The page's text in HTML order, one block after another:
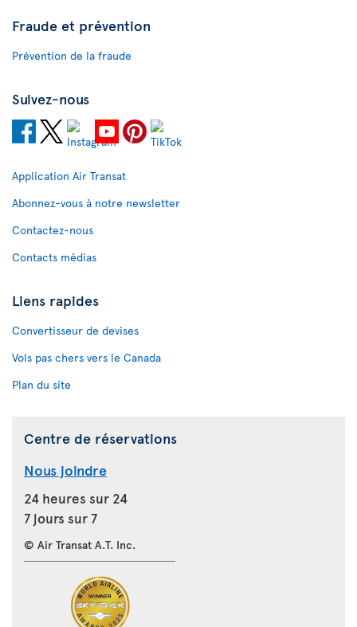
Fraude et prévention
Prévention de la fraude
Suivez-nous
Application Air Transat
Abonnez-vous à notre newsletter
Contactez-nous
Contacts médias
Liens rapides
Convertisseur de devises
Vols pas chers vers le Canada
Plan du site
Centre de réservations
Nous joindre
24 heures sur 24
7 jours sur 7
© Air Transat A.T. Inc.